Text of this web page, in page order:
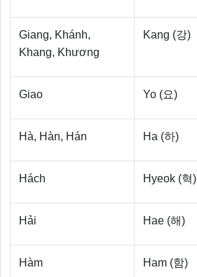
Giang, Khánh,
Khang, Khương
Kang (강)
Giao Yo (요)
Hà, Hàn, Hán Ha (하)
Hách Hyeok (혁)
Hải Hae (해)
Hàm Ham (함)